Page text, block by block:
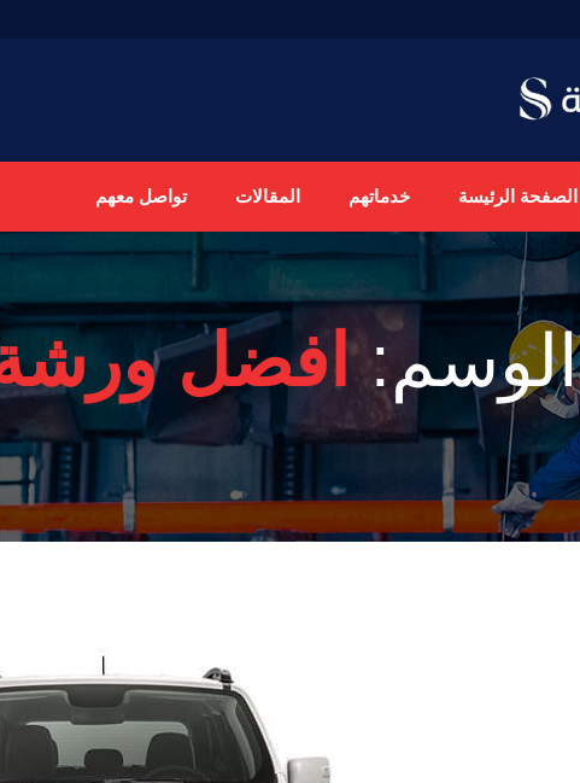
الصفحة الرئيسة خدماتهم المقالات تواصل معهم
الوسم:افضل ورشة